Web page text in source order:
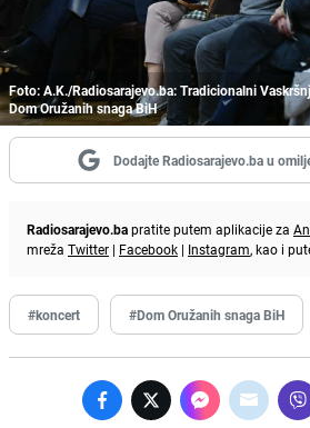
Foto: A.K./Radiosarajevo.ba: Tradicionalni
Dom Oružanih snaga BiH
Dodajte Radiosarajevo.ba u
Radiosarajevo.bapratite putem aplikacije za
mreža Twitter | Facebook | Instagram, kao i
#koncert #Dom Oružanih snaga BiH